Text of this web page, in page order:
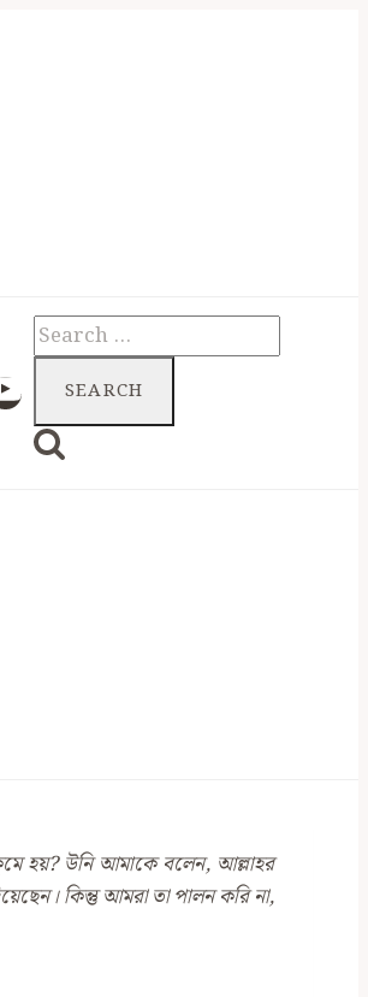
Search
for:
হয়?উনি আমাকেবলেন, আল্লাহর
কিন্তু আমরা তা পালন করি না,